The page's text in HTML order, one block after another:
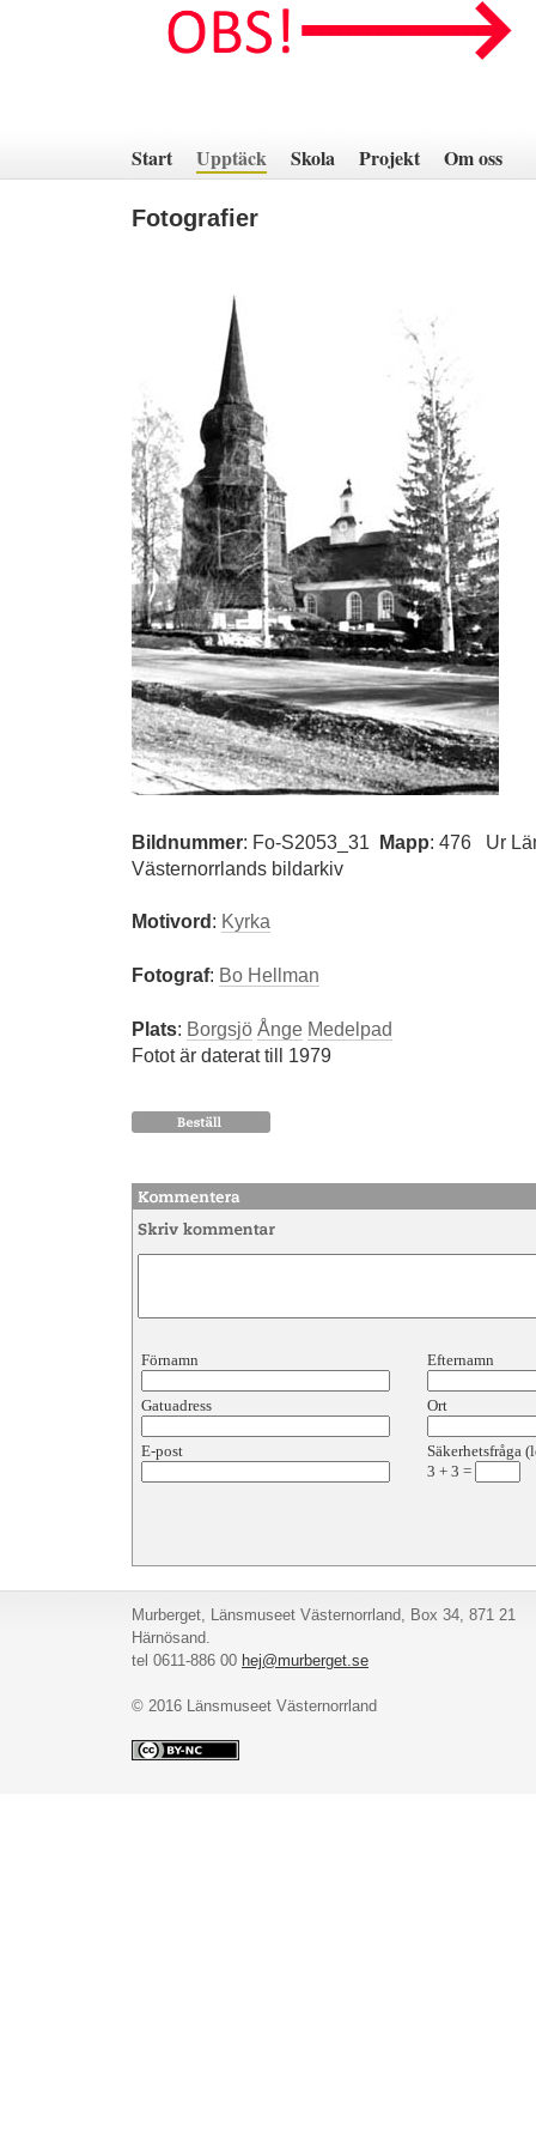
innehåll
Start Upptäck Skola Projekt Om oss
Fotografier
Bildnummer: Fo-S2053_31 Mapp: 476
Ur
Västernorrlands bildarkiv
Motivord: Kyrka
Fotograf: Bo Hellman
Plats: Borgsjö Ånge Medelpad
Fotot är daterat till 1979
Förnamn Efternamn
Gatuadress Ort
E-post
Säkerhetsfråga
3 + 3 =
Murberget, Länsmuseet Västernorrland, Box 34, 871 21
Härnösand.
tel 0611-886 00 hej@murberget.se
© 2016 Länsmuseet Västernorrland